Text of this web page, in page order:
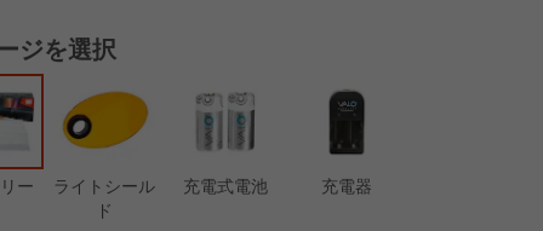
ジを選択
ー
ライトシール
ド
充電式電池 充電器